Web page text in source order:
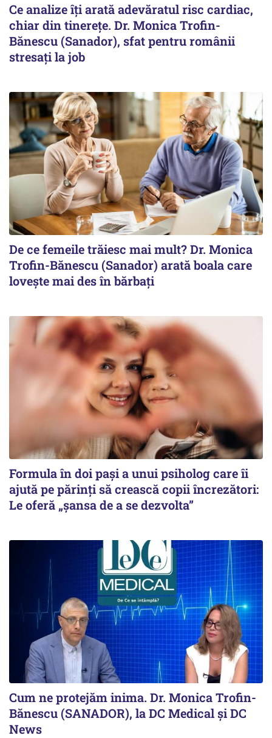
Ce analize îți arată adevăratul risc cardiac,
chiar din tinerețe. Dr. Monica Trofin-
Bănescu (Sanador), sfat pentru românii
stresați la job
De ce femeile trăiesc mai mult? Dr. Monica
Trofin-Bănescu (Sanador) arată boala care
lovește mai des în bărbați
Formula în doi pași a unui psiholog care îi
ajută pe părinți să crească copii încrezători:
Le oferă „șansa de a se dezvolta”
Cum ne protejăm inima. Dr. Monica Trofin-
Bănescu (SANADOR), la DC Medical și DC
News